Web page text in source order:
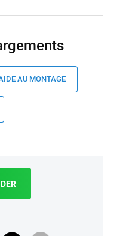
AU MONTAGE